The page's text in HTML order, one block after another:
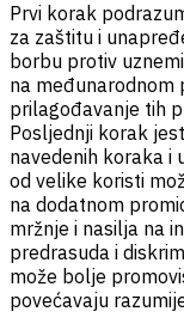
Prvi korak
za zaštitu i
borbu protiv
na međunarodnom
prilagođavanje tih
Posljednji korak
navedenih koraka i
od velike koristi
na dodatnom
mržnje i nasilja na
predrasuda i
može bolje
povećavaju